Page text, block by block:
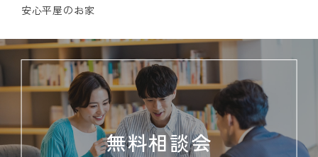
安心平屋のお家
無料相談会